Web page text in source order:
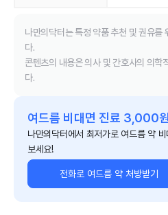
나만의닥터는 특정 약품 추천 및 권유를
다.
콘텐츠의 내용은 의사 및 간호사의 의학
다.
여드름 비대면 진료 3,000
나만의닥터에서 최저가로 여드름 약
보세요!
전화로 여드름 약 처방받기